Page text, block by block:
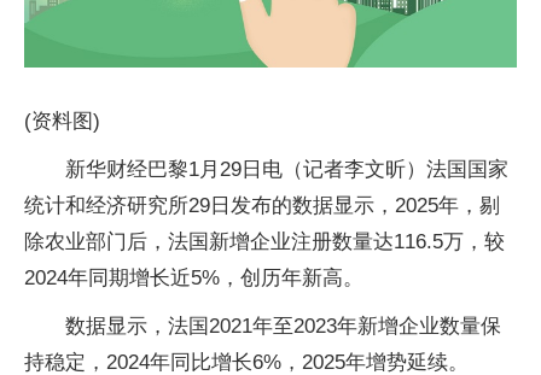
(资料图)
新华财经巴黎1月29日电（记者李文昕）法国国家
统计和经济研究所29日发布的数据显示，2025年，剔
除农业部门后，法国新增企业注册数量达116.5万，较
2024年同期增长近5%，创历年新高。
数据显示，法国2021年至2023年新增企业数量保
持稳定，2024年同比增长6%，2025年增势延续。